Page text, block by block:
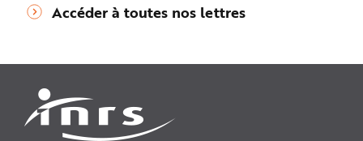
Accéder à toutes nos lettres